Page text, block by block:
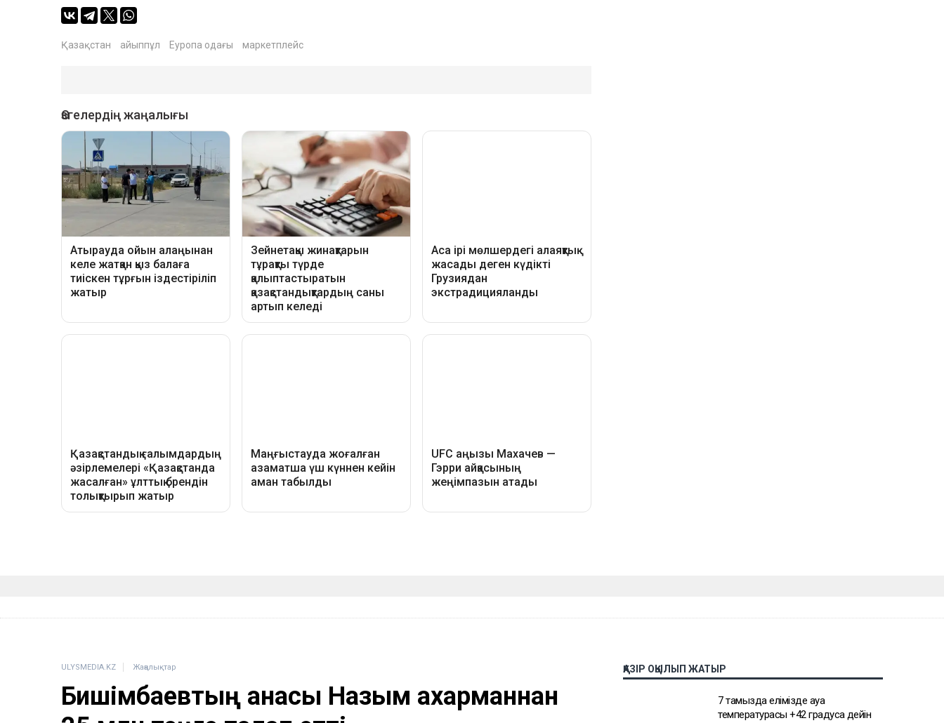
Қазақстан айыппұл Еуропа одағы маркетплейс
ULYSMEDIA.KZ Жаңалықтар
Бишімбаевтың анасы Назым Қахарманнан
ҚАЗІР ОҚЫЛЫП ЖАТЫР
7 тамызда елімізде ауа
температурасы +42 градусқа дейін